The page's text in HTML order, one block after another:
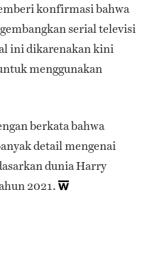
konfirmasi bahwa
serial televisi
ini dikarenakan kini
menggunakan
berkata bahwa
detail mengenai
dunia Harry
2021.